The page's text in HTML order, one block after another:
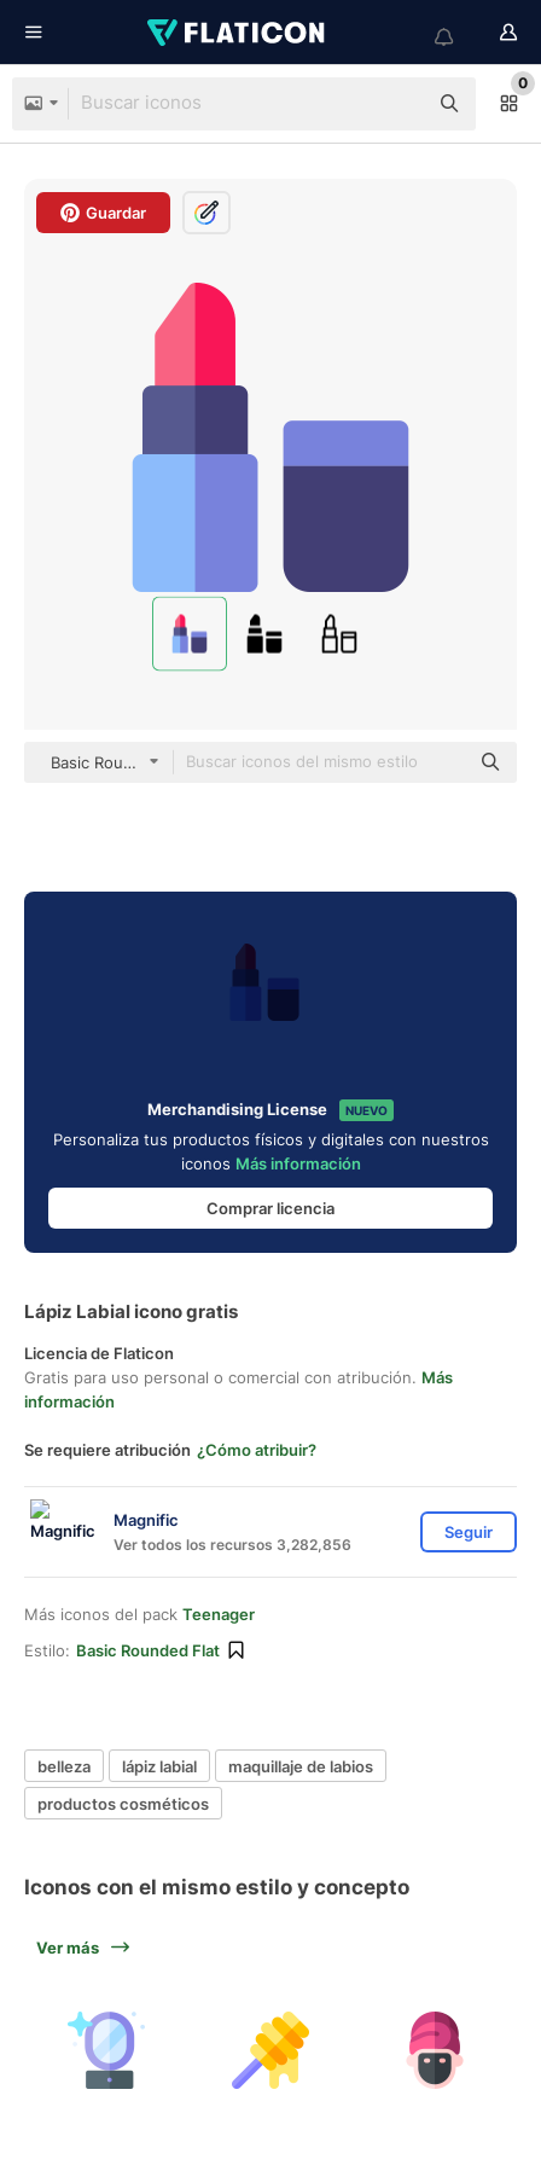
0
Guardar
Basic Rounded Flat
Merchandising License NUEVO
Personaliza tus productos físicos y digitales con nuestros
iconos Más información
Comprar licencia
Lápiz Labial icono gratis
Licencia de Flaticon
Gratis para uso personal o comercial con atribución. Más
información
Se requiere atribución ¿Cómo atribuir?
Magnific
Ver todos los recursos 3,282,856
Seguir
Más iconos del pack Teenager
Estilo: Basic Rounded Flat
belleza lápiz labial
maquillaje de labios
productos cosméticos
Iconos con el mismo estilo y concepto
Ver más